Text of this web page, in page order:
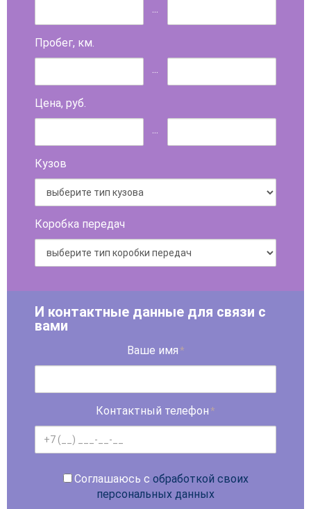
...
Пробег, км.
...
Цена, руб.
...
Кузов
Коробка передач
И контактные данные для связи с
вами
Ваше имя *
Контактный телефон *
Соглашаюсь с обработкой своих
персональных данных